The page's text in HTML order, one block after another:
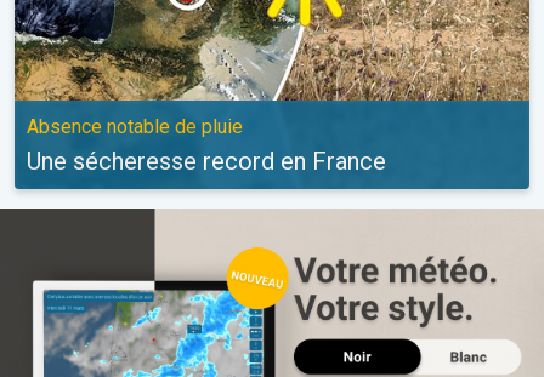
Absence notable de pluie
Une sécheresse record en France